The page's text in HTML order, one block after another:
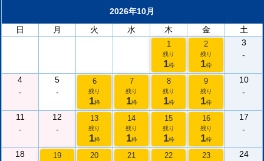
2026年10月
日
月 火 水 木 金 土
1
残り
1枠
2
残り
1枠
3
-
4
-
5
-
6
残り
1枠
7
残り
1枠
8
残り
1枠
9
残り
1枠
10
-
11
-
12
-
13
残り
1枠
14
残り
1枠
15
残り
1枠
16
残り
1枠
17
-
18
19 20 21 22 23
24